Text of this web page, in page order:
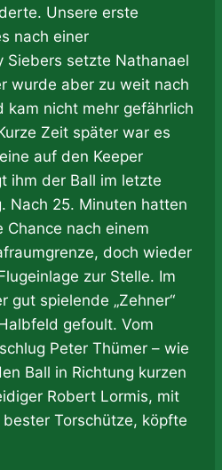
Unsere erste
nach einer
Siebers setzte Nathanael
wurde aber zu weit nach
kam nicht mehr gefährlich
Zeit später war es
auf den Keeper
ihm der Ball im letzte
Nach 25. Minuten hatten
Chance nach einem
doch wieder
zur Stelle. Im
gut spielende „Zehner“
gefoult. Vom
Peter Thümer – wie
Ball in Richtung kurzen
Robert Lormis, mit
Torschütze, köpfte